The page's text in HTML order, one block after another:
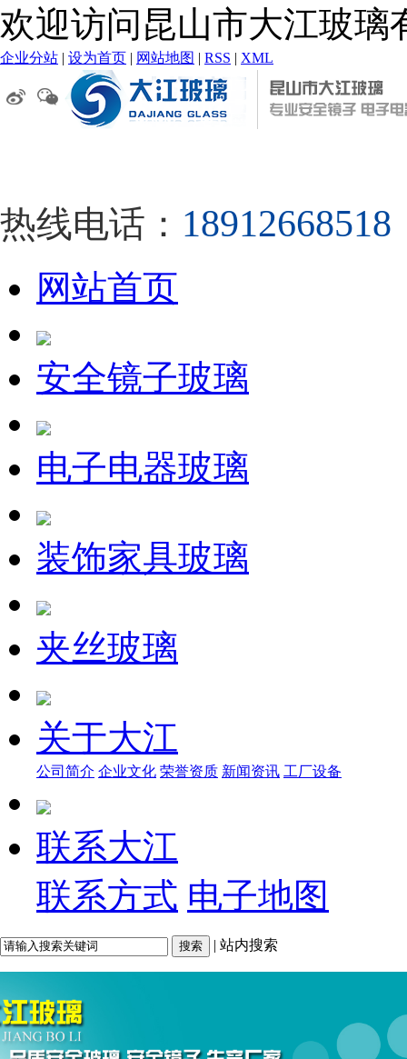
欢迎访问昆山市大江玻璃
企业分站 | 设为首页 | 网站地图 | RSS | XML
热线电话：
网站首页
安全镜子玻璃
电子电器玻璃
装饰家具玻璃
夹丝玻璃
关于大江
公司简介 企业文化 荣誉资质 新闻资讯 工厂设备
联系大江
联系方式 电子地图
| 站内搜索